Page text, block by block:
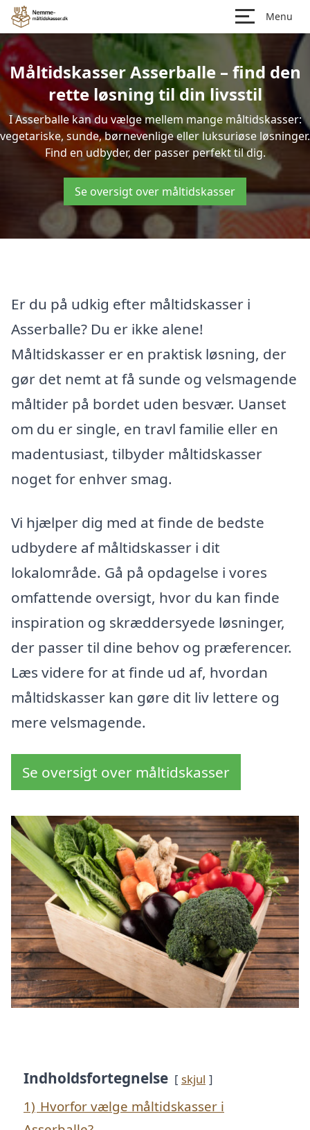
Menu
Måltidskasser Asserballe – find den
rette løsning til din livsstil
I Asserballe kan du vælge mellem mange måltidskasser:
vegetariske, sunde, børnevenlige eller luksuriøse løsninger.
Find en udbyder, der passer perfekt til dig.
Se oversigt over måltidskasser
Er du på udkig efter måltidskasser i
Asserballe? Du er ikke alene!
Måltidskasser er en praktisk løsning, der
gør det nemt at få sunde og velsmagende
måltider på bordet uden besvær. Uanset
om du er single, en travl familie eller en
madentusiast, tilbyder måltidskasser
noget for enhver smag.
Vi hjælper dig med at finde de bedste
udbydere af måltidskasser i dit
lokalområde. Gå på opdagelse i vores
omfattende oversigt, hvor du kan finde
inspiration og skræddersyede løsninger,
der passer til dine behov og præferencer.
Læs videre for at finde ud af, hvordan
måltidskasser kan gøre dit liv lettere og
mere velsmagende.
Se oversigt over måltidskasser
Indholdsfortegnelse skjul
1) Hvorfor vælge måltidskasser i